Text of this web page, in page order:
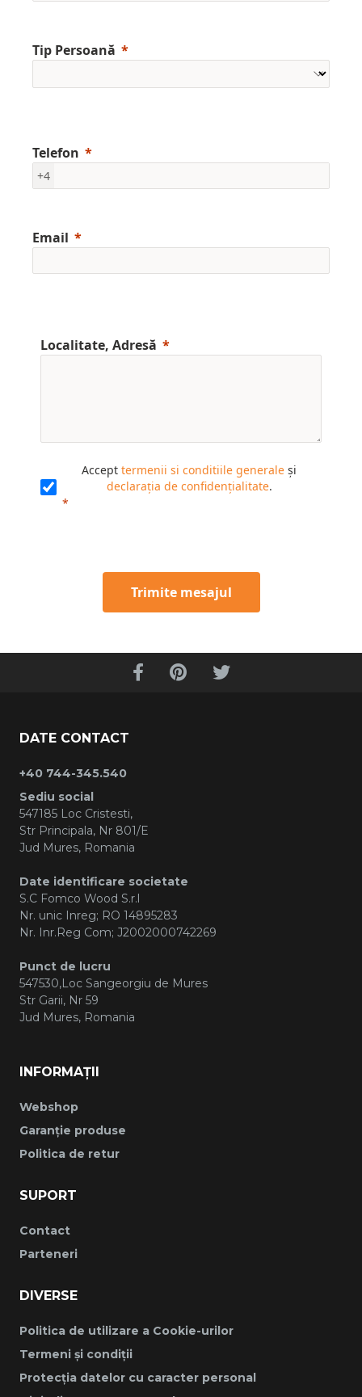
Tip Persoană
Telefon
+4
Email
Localitate, Adresă
Accept termenii si conditiile generale și
declarația de confidențialitate.
Trimite mesajul
DATE CONTACT
+40 744-345.540
Sediu social
547185 Loc Cristesti,
Str Principala, Nr 801/E
Jud Mures, Romania
Date identificare societate
S.C Fomco Wood S.r.l
Nr. unic Inreg; RO 14895283
Nr. Inr.Reg Com; J2002000742269
Punct de lucru
547530,Loc Sangeorgiu de Mures
Str Garii, Nr 59
Jud Mures, Romania
INFORMAȚII
Webshop
Garanție produse
Politica de retur
SUPORT
Contact
Parteneri
DIVERSE
Politica de utilizare a Cookie-urilor
Termeni și condiții
Protecția datelor cu caracter personal